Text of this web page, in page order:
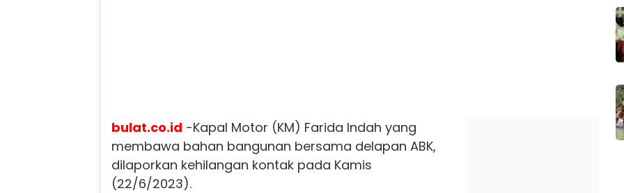
bulat.co.id -Kapal Motor (KM) Farida Indah yang
membawa bahan bangunan bersama delapan ABK,
dilaporkan kehilangan kontak pada Kamis
(22/6/2023).